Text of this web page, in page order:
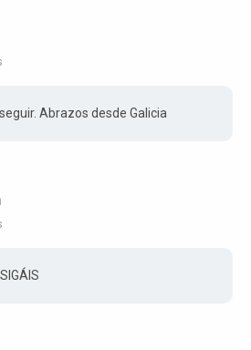
Abrazos desde Galicia